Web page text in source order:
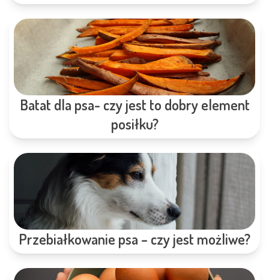
Batat dla psa- czy jest to dobry element
posiłku?
Przebiałkowanie psa – czy jest możliwe?